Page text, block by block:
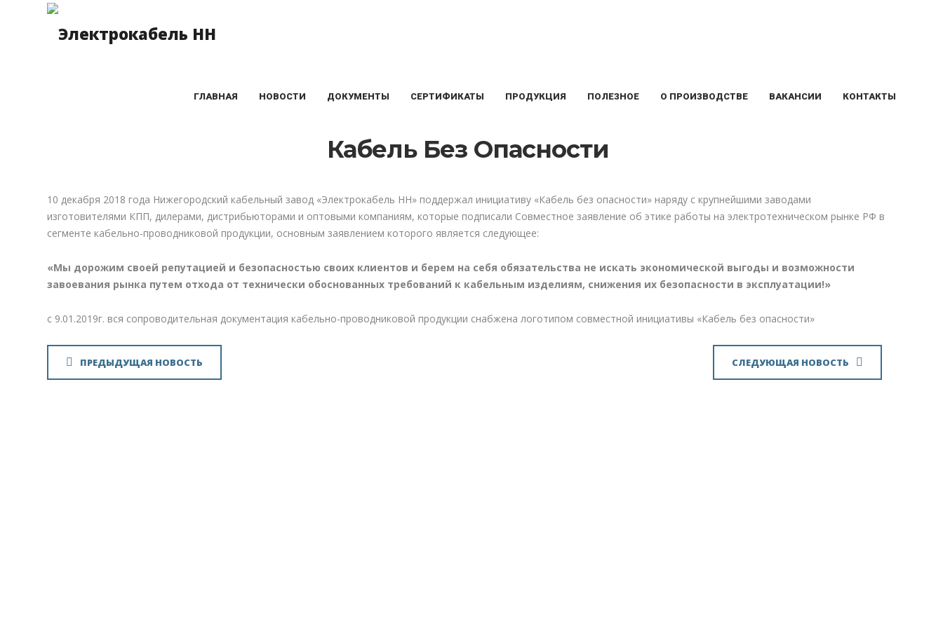
ГЛАВНАЯ НОВОСТИ ДОКУМЕНТЫ СЕРТИФИКАТЫ ПРОДУКЦИЯ ПОЛЕЗНОЕ О ПРОИЗВОДСТВЕ ВАКАНСИИ КОНТАКТЫ
Кабель Без Опасности
10 декабря 2018 года Нижегородский кабельный завод «Электрокабель НН» поддержал инициативу «Кабель без опасности» наряду с крупнейшими заводами
изготовителями КПП, дилерами, дистрибьюторами и оптовыми компаниям, которые подписали Совместное заявление об этике работы на электротехническом рынке РФ в
сегменте кабельно-проводниковой продукции, основным заявлением которого является следующее:
«Мы дорожим своей репутацией и безопасностью своих клиентов и берем на себя обязательства не искать экономической выгоды и возможности
завоевания рынка путем отхода от технически обоснованных требований к кабельным изделиям, снижения их безопасности в эксплуатации!»
с 9.01.2019г. вся сопроводительная документация кабельно-проводниковой продукции снабжена логотипом совместной инициативы «Кабель без опасности»
ПРЕДЫДУЩАЯ НОВОСТЬ СЛЕДУЮЩАЯ НОВОСТЬ